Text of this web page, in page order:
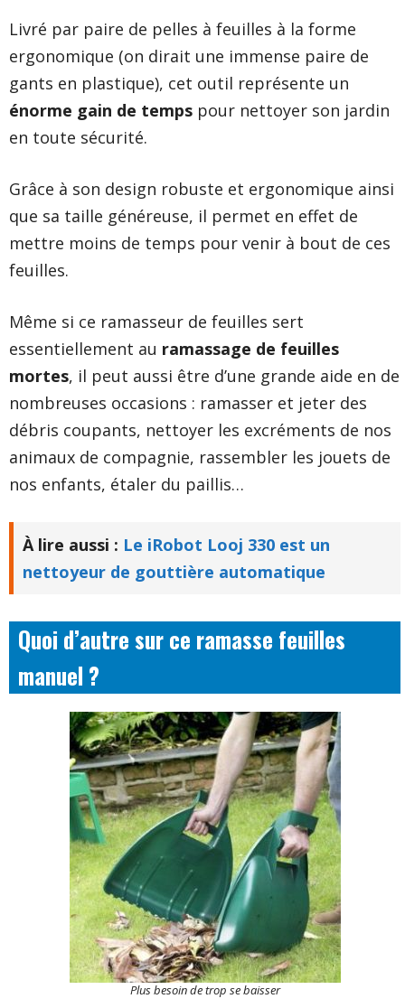
Livré par paire de pelles à feuilles à la forme
ergonomique (on dirait une immense paire de
gants en plastique), cet outil représente un
énorme gain de temps pour nettoyer son jardin
en toute sécurité.
Grâce à son design robuste et ergonomique ainsi
que sa taille généreuse, il permet en effet de
mettre moins de temps pour venir à bout de ces
feuilles.
Même si ce ramasseur de feuilles sert
essentiellement au ramassage de feuilles
mortes, il peut aussi être d’une grande aide en de
nombreuses occasions : ramasser et jeter des
débris coupants, nettoyer les excréments de nos
animaux de compagnie, rassembler les jouets de
nos enfants, étaler du paillis…
À lire aussi : Le iRobot Looj 330 est un
nettoyeur de gouttière automatique
Quoi d’autre sur ce ramasse feuilles
manuel ?
Plus besoin de trop se baisser